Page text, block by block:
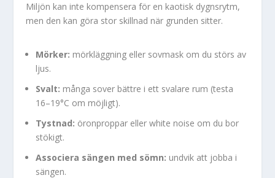
Miljön kan inte kompensera för en kaotisk dygnsrytm,
men den kan göra stor skillnad när grunden sitter.
Mörker: mörkläggning eller sovmask om du störs av
ljus.
Svalt: många sover bättre i ett svalare rum (testa
16–19°C om möjligt).
Tystnad: öronproppar eller white noise om du bor
stökigt.
Associera sängen med sömn: undvik att jobba i
sängen.